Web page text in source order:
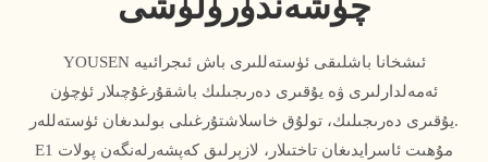
YOUSEN ئىشخانا باشلىقى ئۈستەللىرى باش ئىجرائىيە
ئەمەلدارلىرى ۋە يۇقىرى دەرىجىلىك باشقۇرغۇچىلار ئۈچۈن
يۇقىرى دەرىجىلىك، تولۇق خاسلاشتۇرغىلى بولىدىغان ئۈستەللەر.
E1 مۇھىت ئاسرايدىغان تاختىلار، لازېرلىق كەپشەرلەنگەن پولات